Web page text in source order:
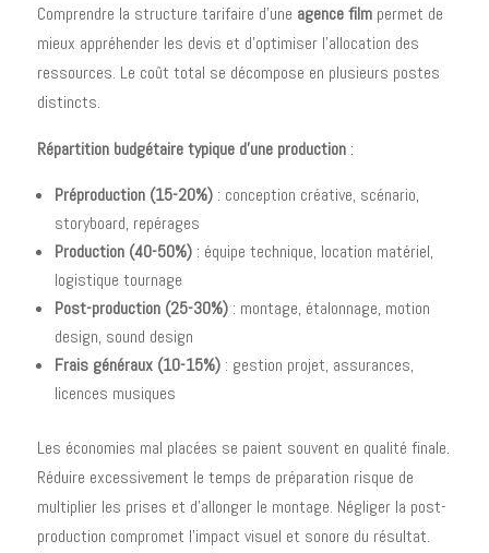
Comprendre la structure tarifaire d'une agence filmpermet de
mieux appréhender les devis et d'optimiser l'allocation des
ressources. Le coût total se décompose en plusieurs postes
distincts.
Répartition budgétaire typique d'une production:
Préproduction (15-20%): conception créative, scénario,
storyboard, repérages
Production (40-50%): équipe technique, location matériel,
logistique tournage
Post-production (25-30%): montage, étalonnage, motion
design, sound design
Frais généraux (10-15%): gestion projet, assurances,
licences musiques
Les économies mal placées se paient souvent en qualité finale.
Réduire excessivement le temps de préparation risque de
multiplier les prises et d'allonger le montage. Négliger la post-
production compromet l'impact visuel et sonore du résultat.